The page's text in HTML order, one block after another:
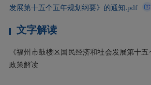
发展第十五个五年规划纲要》的通知.pdf
文字解读
《福州市鼓楼区国民经济和社会发展第十五
政策解读